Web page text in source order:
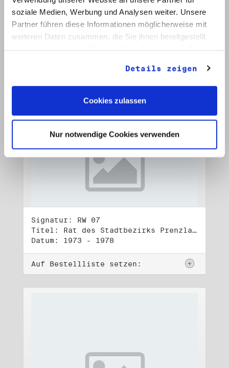
soziale Medien, Werbung und Analysen weiter. Unsere
Partner führen diese Informationen möglicherweise mit
weiteren Daten zusammen, die Sie ihnen bereitgestellt
Details zeigen
Cookies zulassen
Nur notwendige Cookies verwenden
Signatur: RW 06
Titel: Lebensdokumente
Datum: 1972 - 2001
Signatur: RW 07
Titel: Rat des Stadtbezirks Prenzlauer Berg in Berlin
Datum: 1973 - 1978
Auf Bestellliste setzen: